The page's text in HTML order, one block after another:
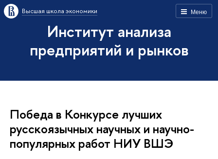
Меню
Высшая школа экономики
Институт анализа
предприятий и рынков
Победа в Конкурсе лучших
русскоязычных научных и научно-
популярных работ НИУ ВШЭ